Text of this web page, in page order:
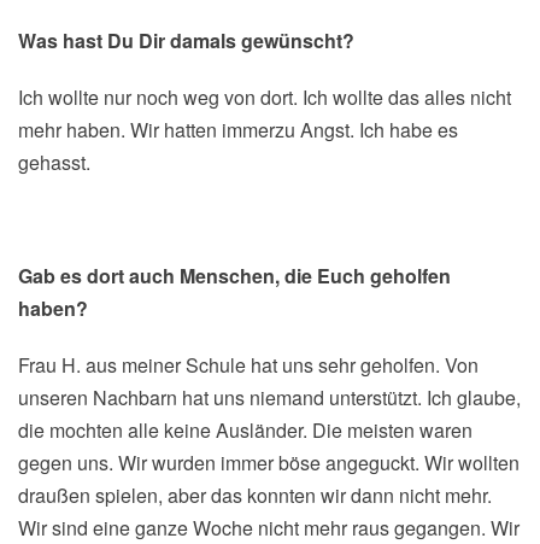
Was hast Du Dir damals gewünscht?
Ich wollte nur noch weg von dort. Ich wollte das alles nicht
mehr haben. Wir hatten immerzu Angst. Ich habe es
gehasst.
Gab es dort auch Menschen, die Euch geholfen
haben?
Frau H. aus meiner Schule hat uns sehr geholfen. Von
unseren Nachbarn hat uns niemand unterstützt. Ich glaube,
die mochten alle keine Ausländer. Die meisten waren
gegen uns. Wir wurden immer böse angeguckt. Wir wollten
draußen spielen, aber das konnten wir dann nicht mehr.
Wir sind eine ganze Woche nicht mehr raus gegangen. Wir